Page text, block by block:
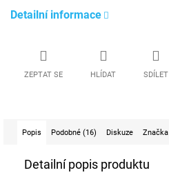
Detailní informace
ZEPTAT SE HLÍDAT SDÍLET
Popis Podobné (16) Diskuze Značka
Detailní popis produktu